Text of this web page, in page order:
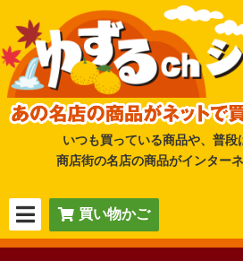
いつも買っている商品や、普段
商店街の名店の商品がインター
買い物かご